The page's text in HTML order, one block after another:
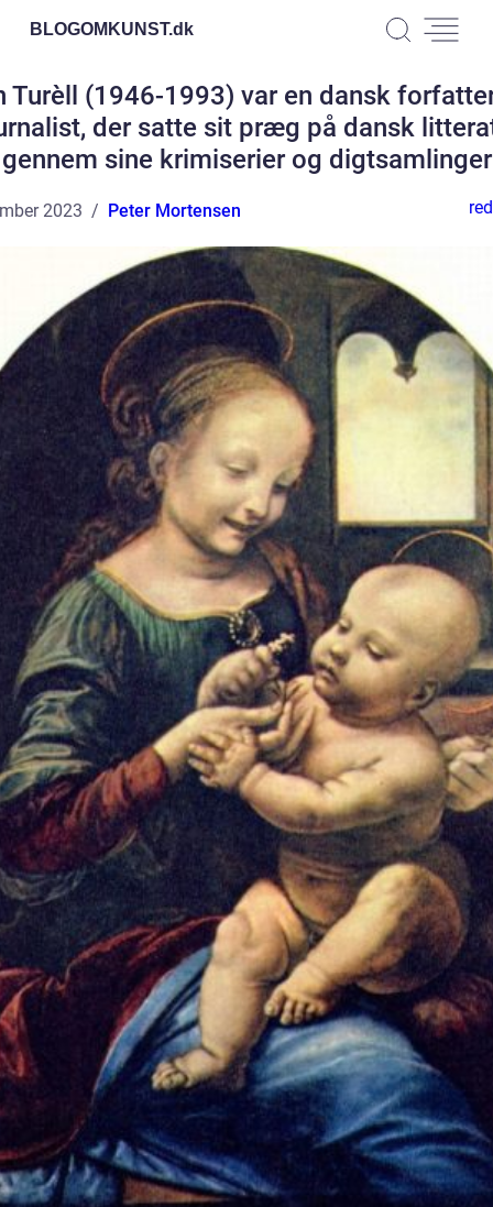
BLOGOMKUNST.dk
Turèll (1946-1993) var en dansk
der satte sit præg på dansk
gennem sine krimiserier og digtsamlinger
2023 Peter Mortensen